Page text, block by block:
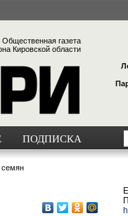
Общественная газета
Кировской области
ПОДПИСКА
семян